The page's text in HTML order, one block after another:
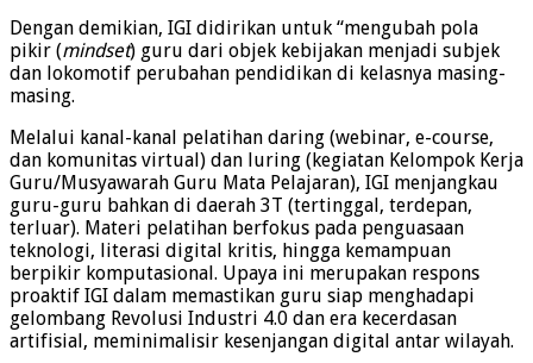
Dengan demikian, IGI didirikan untuk “mengubah pola
pikir (mindset) guru dari objek kebijakan menjadi subjek
dan lokomotif perubahan pendidikan di kelasnya masing-
masing.
Melalui kanal-kanal pelatihan daring (webinar, e-course,
dan komunitas virtual) dan luring (kegiatan Kelompok Kerja
Guru/Musyawarah Guru Mata Pelajaran), IGI menjangkau
guru-guru bahkan di daerah 3T (tertinggal, terdepan,
terluar). Materi pelatihan berfokus pada penguasaan
teknologi, literasi digital kritis, hingga kemampuan
berpikir komputasional. Upaya ini merupakan respons
proaktif IGI dalam memastikan guru siap menghadapi
gelombang Revolusi Industri 4.0 dan era kecerdasan
artifisial, meminimalisir kesenjangan digital antar wilayah.